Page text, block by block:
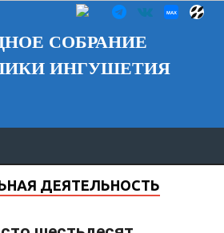
СОБРАНИЕ
ИНГУШЕТИЯ
ДЕЯТЕЛЬНОСТЬ